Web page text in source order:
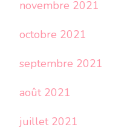
novembre 2021
octobre 2021
septembre 2021
août 2021
juillet 2021